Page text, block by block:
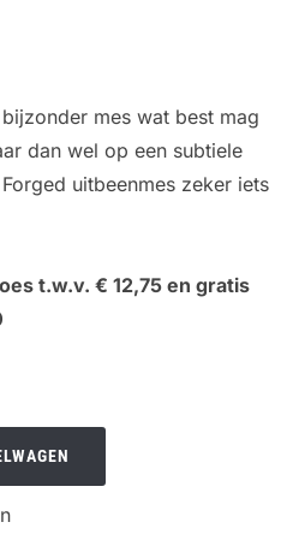
mes wat best mag
dan wel op een subtiele
uitbeenmes zeker iets
t.w.v. € 12,75 en gratis